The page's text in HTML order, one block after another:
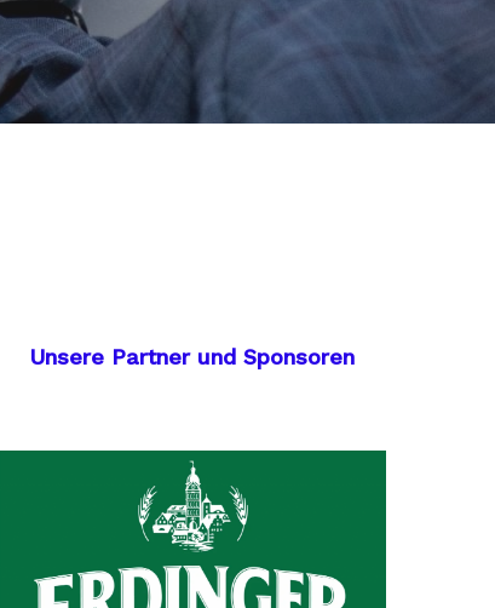
Unsere Partner und Sponsoren